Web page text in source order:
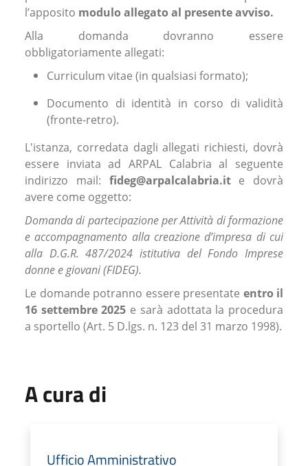
l’apposito modulo allegato al presente avviso.
Alla domanda dovranno essere
obbligatoriamente allegati:
Curriculum vitae (in qualsiasi formato);
Documento di identità in corso di validità
(fronte-retro).
L'istanza, corredata dagli allegati richiesti, dovrà
essere inviata ad ARPAL Calabria al seguente
indirizzo mail: fideg@arpalcalabria.ite dovrà
avere come oggetto:
Domanda di partecipazione per Attività di formazione
e accompagnamento alla creazione d’impresa di cui
alla D.G.R. 487/2024 istitutiva del Fondo Imprese
donne e giovani (FIDEG).
Le domande potranno essere presentate entro il
16 settembre 2025 e sarà adottata la procedura
a sportello (Art. 5 D.lgs. n. 123 del 31 marzo 1998).
A cura di
Ufficio Amministrativo